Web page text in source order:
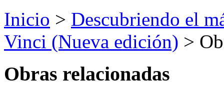
Inicio > Descubriendo el
Vinci (Nueva edición) >
Obras relacionadas